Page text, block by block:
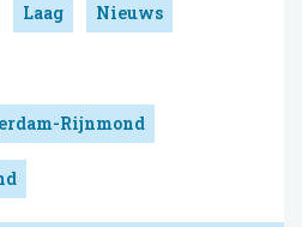
Laag Nieuws
Rijnmond